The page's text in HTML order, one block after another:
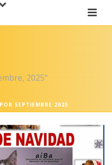
2025"
SEPTIEMBRE 2025